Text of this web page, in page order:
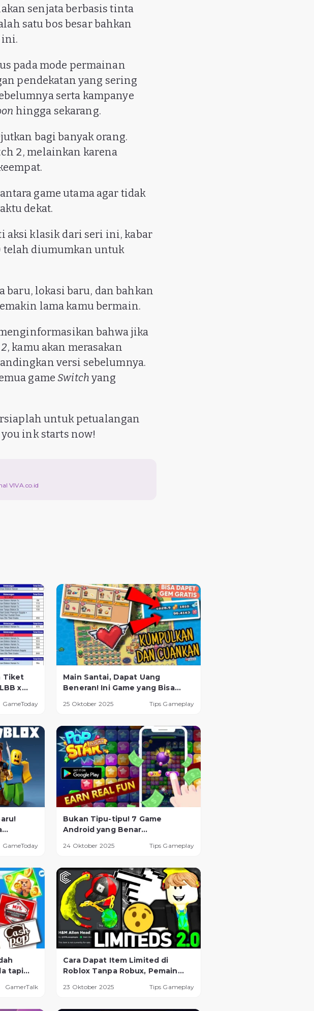
senjata berbasis tinta
satu bos besar bahkan
ini.
pada mode permainan
pendekatan yang sering
serta kampanye
hingga sekarang.
bagi banyak orang.
2, melainkan karena
game utama agar tidak
dekat.
aksi klasik dari seri ini, kabar
telah diumumkan untuk
lokasi baru, dan bahkan
lama kamu bermain.
bahwa jika
, kamu akan merasakan
versi sebelumnya.
gameSwitch yang
untuk petualangan
you ink starts now!
VIVA.co.id
Tiket
x
GameToday
Main Santai, Dapat Uang
Beneran! Ini Game yang Bisa
25 Oktober 2025 Tips Gameplay
GameToday
Bukan Tipu-tipu! 7 Game
Android yang Benar
Secara Legal
24 Oktober 2025 Tips Gameplay
tapi
GamerTalk
Cara Dapat Item Limited di
Roblox Tanpa Robux, Pemain
23 Oktober 2025 Tips Gameplay